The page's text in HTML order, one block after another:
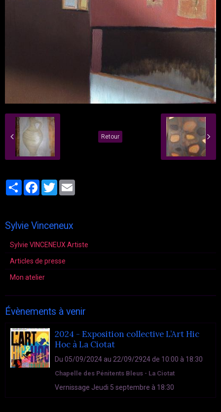
Retour
PartagerFacebook
Twitter
Sylvie Vinceneux
Sylvie VINCENEUX Artiste
Articles de presse
Mon atelier
Évènements à venir
2024 - Exposition collective L’Art Hic
Hoc à La Ciotat
Du 05/09/2024 au 22/09/2924 de 10:00 à 18:30
Chapelle des Pénitents Bleus - La Ciotat
Vernissage Jeudi 5 septembre à 18:30